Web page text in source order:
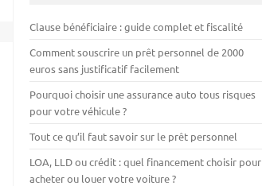
Clause bénéficiaire : guide complet et fiscalité
Comment souscrire un prêt personnel de 2000
euros sans justificatif facilement
Pourquoi choisir une assurance auto tous risques
pour votre véhicule ?
Tout ce qu’il faut savoir sur le prêt personnel
LOA, LLD ou crédit : quel financement choisir pour
acheter ou louer votre voiture ?